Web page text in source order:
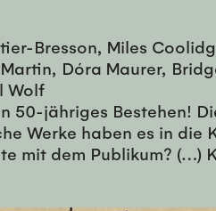
Bresson, Miles
Dóra Maurer,
Wolf
50-jähriges Bestehen!
Werke haben es in
mit dem Publikum? (…)